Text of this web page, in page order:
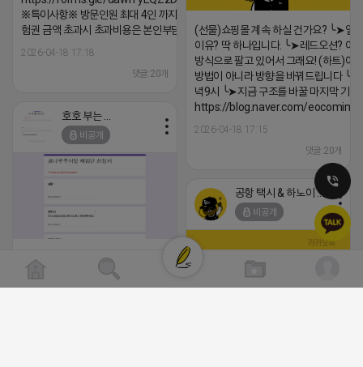
※특이사항※ 방문인원 최대 4인 까지 가능 체
험권 금액 초과시 초과비용은 본인부담입니다.
2026-04-18 17:18
댓글:20개
(선물)쇼핑몰 계속 하실 건가요? ╰➤열
이유? 딱 하나입니다. ╰➤레드오션? 아
방식으로 팔고 있어서 그래요! (하트)이
방법이 아니라 방향을 바꿔드립니다
녁9시 ╰➤지금 구조를 바꿀 마지막 기회
https://blog.naver.com/eocomim/
2026-04-18 17:15
댓글:20개
비공개
[남양주/화도읍] 마석역 바로앞 넓은 매장과, 프
라이빗한룸 물닭갈비, 삼계탕, 추어탕 맛집 10
년넘게 사랑받는 로컬맛집 곰나루추어탕에서
공항 택시 & 하노이 렌트카
비공개